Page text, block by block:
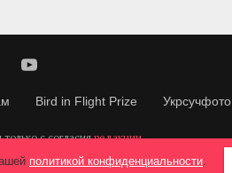
Bird in Flight Prize Укрсучфото
с согласияредакции.
защищены.
политикой конфиденциальности.